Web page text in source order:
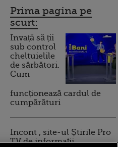
Prima pagina pe
scurt:
Invață să ții
sub control
cheltuielile
de sărbători.
Cum
funcționează cardul de
cumpărături
Incont , site-ul Știrile Pro
TV de informații